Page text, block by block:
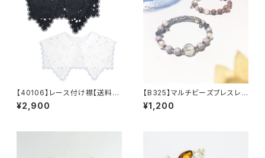
【40106】レース付け襟【送料無
料】トレンド ビッグつけ襟 フ
リーサイズ レースエリ カット
¥2,900
【B325】マルチビーズブレスレッ
ト【送料無料】
¥1,200